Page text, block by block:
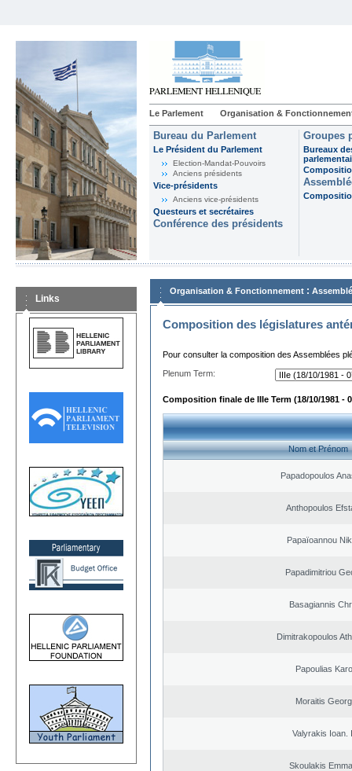
Le Parlement Organisation &
Bureau du Parlement
Le Président du Parlement
Election-Mandat-Pouvoirs
Anciens présidents
Vice-présidents
Anciens vice-présidents
Questeurs et secrétaires
Conférence des présidents
Groupes
Bureaux
Links
Organisation & Fonctionnement :
Composition des législatures
Pour consulter la composition des Assemblées
Plenum Term:
Composition finale de IIIe Term (18/10/1981 -
Nom et Prénom
Papadopoulos
Anthopoulos
Papaïoannou
Papadimitriou
Basagiannis
Dimitrakopoulos
Papoulias
Moraitis
Valyrakis Ioan.
Skoulakis